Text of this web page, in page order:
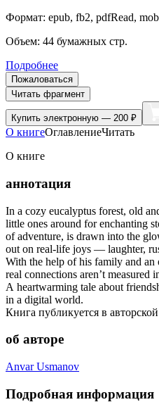
Формат: epub, fb2, pdfRead,
Объем: 44 бумажных стр.
Подробнее
Пожаловаться
Читать фрагмент
Купить электронную — 200 ₽
О книгеОглавлениеЧитать
О книге
аннотация
In a cozy eucalyptus forest, old
little ones around for enchanting
of adventure, is drawn into the
out on real-life joys — laughter,
With the help of his family and
real connections aren’t measured
A heartwarming tale about
in a digital world.
Книга публикуется в
об авторе
Anvar Usmanov
Подробная информация